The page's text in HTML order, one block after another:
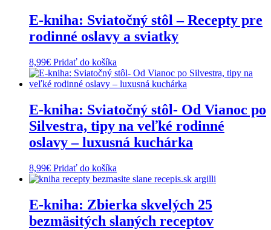
E-kniha: Sviatočný stôl – Recepty pre
rodinné oslavy a sviatky
8,99€ Pridať do košíka
E-kniha: Sviatočný stôl- Od Vianoc po
Silvestra, tipy na veľké rodinné
oslavy – luxusná kuchárka
8,99€ Pridať do košíka
E-kniha: Zbierka skvelých 25
bezmäsitých slaných receptov